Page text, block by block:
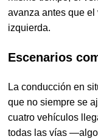
avanza antes que
izquierda.
Escenarios
La conducción en
que no siempre se
cuatro vehículos
todas las vías